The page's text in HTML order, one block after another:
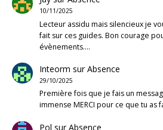
10/11/2025
Lecteur assidu mais silencieux je
fait sur ces guides. Bon courage
évènements.…
Inteorm surAbsence
29/10/2025
Première fois que je fais un
immense MERCI pour ce que tu as
Pol surAbsence